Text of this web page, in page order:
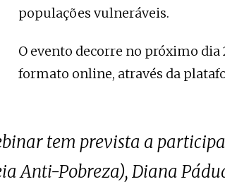
populações vulneráveis.
O evento decorre no próximo dia
formato online, através da
tem prevista a
Anti-Pobreza), Diana